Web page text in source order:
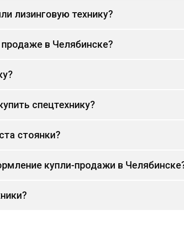
лизинговую технику?
в Челябинске?
спецтехнику?
стоянки?
купли-продажи в